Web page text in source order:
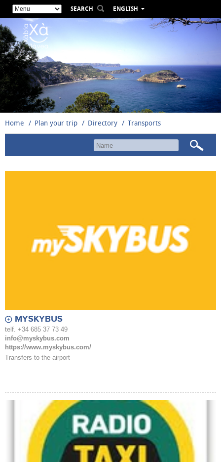
SEARCH
ENGLISH
ESPAÑOL
DEUTSCH
РУССКИЙ
Home Plan your trip Directory Transports
MYSKYBUS
telf. +34 685 37 73 49
info@myskybus.com
https://www.myskybus.com/
Transfers to the airport